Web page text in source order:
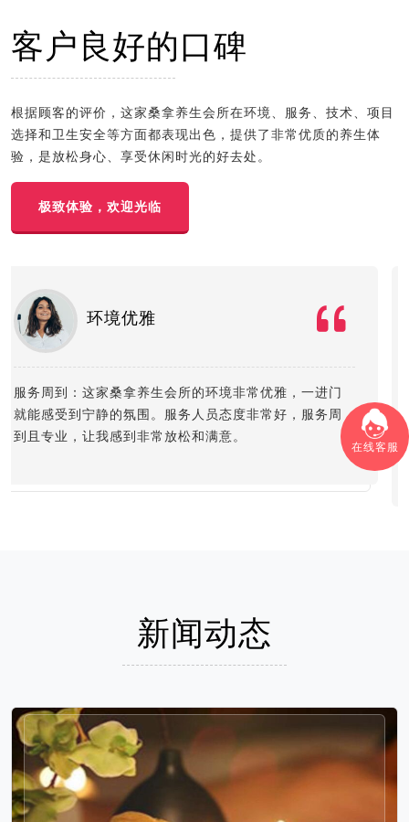
在线客服
客户良好的口碑
根据顾客的评价，这家桑拿养生会所在环境、服务、技术、项目
选择和卫生安全等方面都表现出色，提供了非常优质的养生体
验，是放松身心、享受休闲时光的好去处。
极致体验，欢迎光临
设施齐全
体验一流：桑拿会所内的设施非常齐全，包括多功能的
水疗池、豪华的按摩房和私密的桑拿室。在这里体验到
了一流的服务，无论是水疗还是桑拿，都让人感到非常
新闻动态